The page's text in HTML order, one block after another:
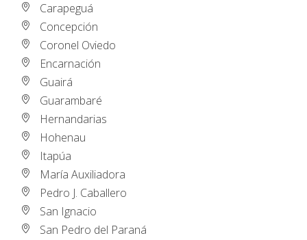
Carapeguá
Concepción
Coronel Oviedo
Encarnación
Guairá
Guarambaré
Hernandarias
Hohenau
Itapúa
María Auxiliadora
Pedro J. Caballero
San Ignacio
San Pedro del Paraná